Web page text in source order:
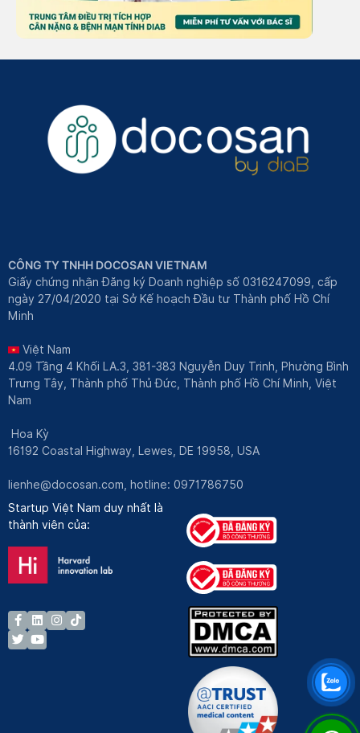
CÔNG TY TNHH DOCOSAN VIETNAM
Giấy chứng nhận Đăng ký Doanh nghiệp số 0316247099, cấp
ngày 27/04/2020 tại Sở Kế hoạch Đầu tư Thành phố Hồ Chí
Minh
Việt Nam
4.09 Tầng 4 Khối LA.3, 381-383 Nguyễn Duy Trinh, Phường Bình
Trưng Tây, Thành phố Thủ Đức, Thành phố Hồ Chí Minh, Việt
Nam
Hoa Kỳ
16192 Coastal Highway, Lewes, DE 19958, USA
lienhe@docosan.com, hotline: 0971786750
Startup Việt Nam duy nhất là
thành viên của: